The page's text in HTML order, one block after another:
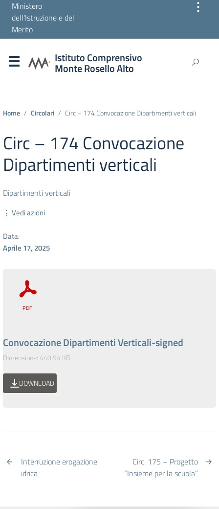
Ministero
dell'Istruzione e del
Merito
⋮
Istituto Comprensivo
Monte Rosello Alto
Home Circolari Circ – 174 Convocazione Dipartimenti verticali
Circ – 174 Convocazione
Dipartimenti verticali
Dipartimenti verticali
⋮ Vedi azioni
Data:
Aprile 17, 2025
Convocazione Dipartimenti Verticali-signed
Dimensione: 440.94 KB
DOWNLOAD
Interruzione erogazione
idrica
Circ. 175 – Progetto
“Insieme per la scuola”